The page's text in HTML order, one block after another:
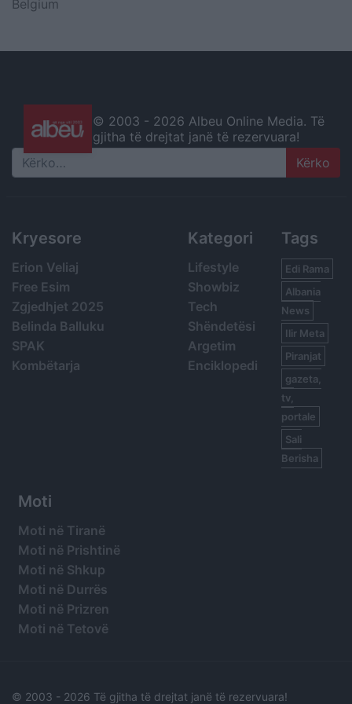
Belgium
© 2003 - 2026 Albeu Online Media. Të
gjitha të drejtat janë të rezervuara!
Search
Kryesore
Erion Veliaj
Free Esim
Zgjedhjet 2025
Belinda Balluku
SPAK
Kombëtarja
Kategori
Lifestyle
Showbiz
Tech
Shëndetësi
Argetim
Enciklopedi
Tags
Edi Rama
Albania
News
Ilir Meta
Piranjat
gazeta,
tv,
portale
Sali
Berisha
Moti
Moti në Tiranë
Moti në Prishtinë
Moti në Shkup
Moti në Durrës
Moti në Prizren
Moti në Tetovë
© 2003 - 2026 Të gjitha të drejtat janë të rezervuara!